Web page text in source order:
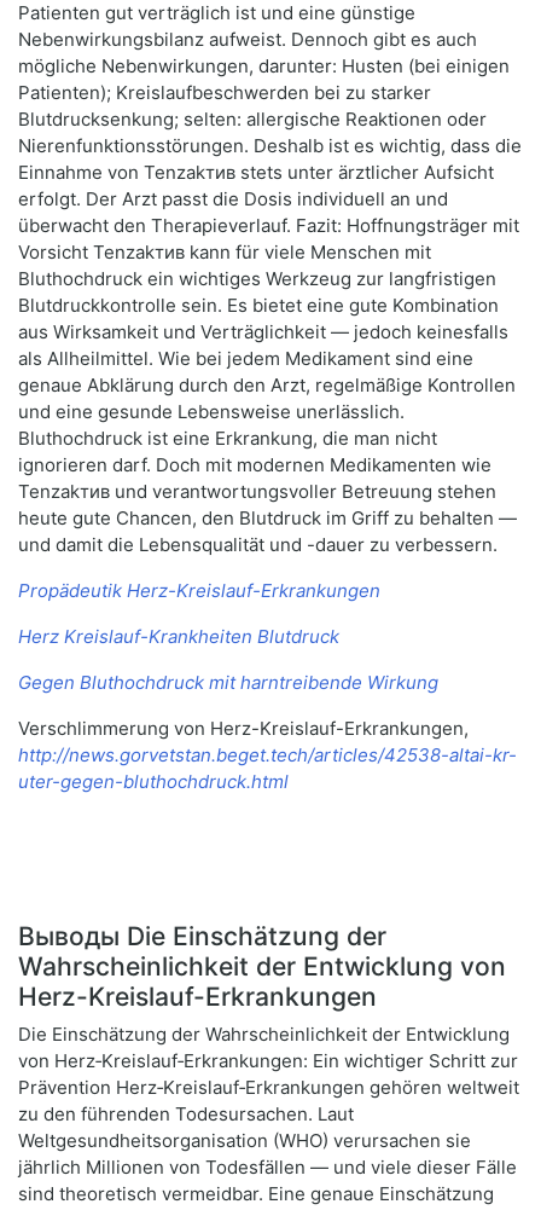
Patienten gut verträglich ist und eine günstige
Nebenwirkungsbilanz aufweist. Dennoch gibt es auch
mögliche Nebenwirkungen, darunter: Husten (bei einigen
Patienten); Kreislaufbeschwerden bei zu starker
Blutdrucksenkung; selten: allergische Reaktionen oder
Nierenfunktionsstörungen. Deshalb ist es wichtig, dass die
Einnahme von Tenzakтив stets unter ärztlicher Aufsicht
erfolgt. Der Arzt passt die Dosis individuell an und
überwacht den Therapieverlauf. Fazit: Hoffnungsträger mit
Vorsicht Tenzakтив kann für viele Menschen mit
Bluthochdruck ein wichtiges Werkzeug zur langfristigen
Blutdruckkontrolle sein. Es bietet eine gute Kombination
aus Wirksamkeit und Verträglichkeit — jedoch keinesfalls
als Allheilmittel. Wie bei jedem Medikament sind eine
genaue Abklärung durch den Arzt, regelmäßige Kontrollen
und eine gesunde Lebensweise unerlässlich.
Bluthochdruck ist eine Erkrankung, die man nicht
ignorieren darf. Doch mit modernen Medikamenten wie
Tenzakтив und verantwortungsvoller Betreuung stehen
heute gute Chancen, den Blutdruck im Griff zu behalten —
und damit die Lebensqualität und -dauer zu verbessern.
Propädeutik Herz-Kreislauf-Erkrankungen
Herz Kreislauf-Krankheiten Blutdruck
Gegen Bluthochdruck mit harntreibende Wirkung
Verschlimmerung von Herz-Kreislauf-Erkrankungen,
http://news.gorvetstan.beget.tech/articles/42538-altai-kr-
uter-gegen-bluthochdruck.html
Выводы Die Einschätzung der
Wahrscheinlichkeit der Entwicklung von
Herz-Kreislauf-Erkrankungen
Die Einschätzung der Wahrscheinlichkeit der Entwicklung
von Herz‑Kreislauf‑Erkrankungen: Ein wichtiger Schritt zur
Prävention Herz‑Kreislauf‑Erkrankungen gehören weltweit
zu den führenden Todesursachen. Laut
Weltgesundheitsorganisation (WHO) verursachen sie
jährlich Millionen von Todesfällen — und viele dieser Fälle
sind theoretisch vermeidbar. Eine genaue Einschätzung